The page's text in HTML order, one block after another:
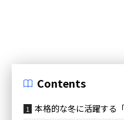
Contents
本格的な冬に活躍する